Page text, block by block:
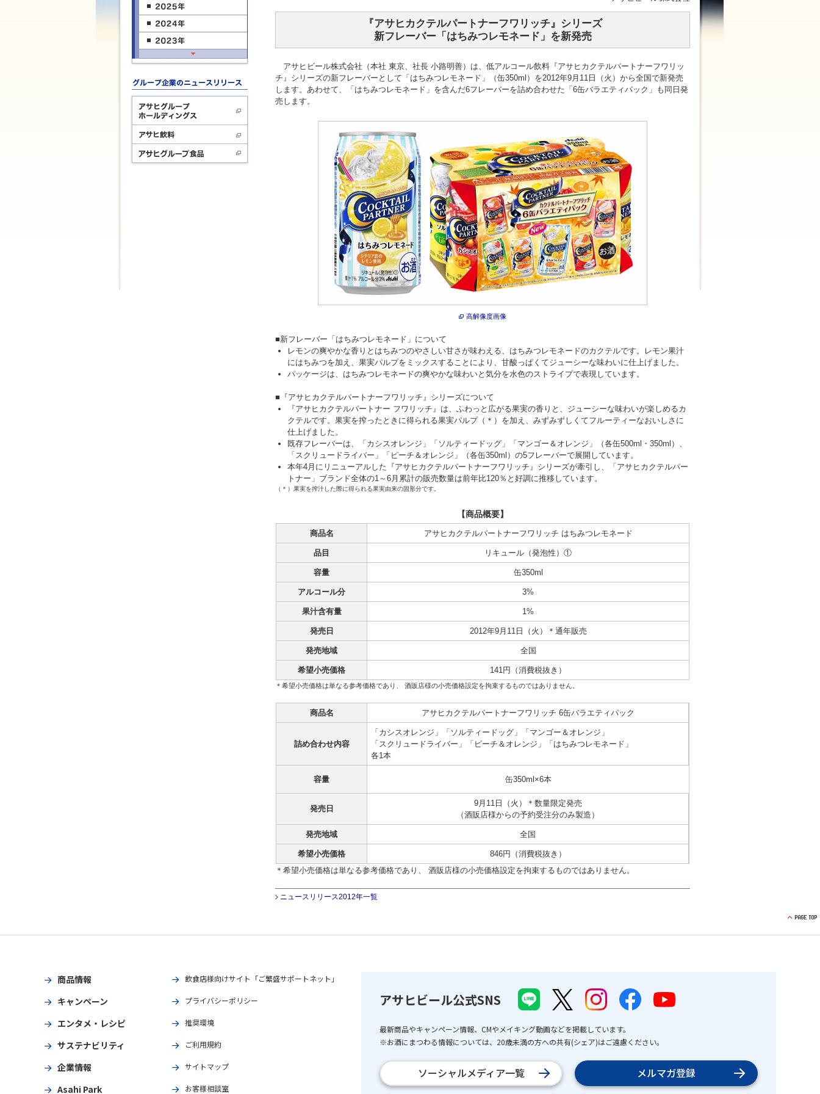
『アサヒカクテルパートナーフワリッチ』シリーズ
新フレーバー「はちみつレモネード」を新発売
アサヒビール株式会社（本社 東京、社長 小路明善）は、低アルコール飲料『アサヒカクテルパートナーフワリッ
チ』シリーズの新フレーバーとして「はちみつレモネード」（缶350ml）を2012年9月11日（火）から全国で新発売
します。あわせて、「はちみつレモネード」を含んだ6フレーバーを詰め合わせた「6缶バラエティパック」も同日発
売します。
高解像度画像
■新フレーバー「はちみつレモネード」について
レモンの爽やかな香りとはちみつのやさしい甘さが味わえる、はちみつレモネードのカクテルです。レモン果汁
にはちみつを加え、果実パルプをミックスすることにより、甘酸っぱくてジューシーな味わいに仕上げました。
パッケージは、はちみつレモネードの爽やかな味わいと気分を水色のストライプで表現しています。
■『アサヒカクテルパートナーフワリッチ』シリーズについて
『アサヒカクテルパートナー フワリッチ』は、ふわっと広がる果実の香りと、ジューシーな味わいが楽しめるカ
クテルです。果実を搾ったときに得られる果実パルプ（＊）を加え、みずみずしくてフルーティーなおいしさに
仕上げました。
既存フレーバーは、「カシスオレンジ」「ソルティードッグ」「マンゴー＆オレンジ」（各缶500ml・350ml）、
「スクリュードライバー」「ピーチ＆オレンジ」（各缶350ml）の5フレーバーで展開しています。
本年4月にリニューアルした『アサヒカクテルパートナーフワリッチ』シリーズが牽引し、「アサヒカクテルパー
トナー」ブランド全体の1～6月累計の販売数量は前年比120％と好調に推移しています。
（＊）果実を搾汁した際に得られる果実由来の固形分です。
【商品概要】
商品名 アサヒカクテルパートナーフワリッチ はちみつレモネード
品目 リキュール（発泡性）①
容量 缶350ml
アルコール分 3%
果汁含有量 1%
発売日 2012年9月11日（火）＊通年販売
発売地域 全国
希望小売価格 141円（消費税抜き）
＊希望小売価格は単なる参考価格であり、 酒販店様の小売価格設定を拘束するものではありません。
商品名 アサヒカクテルパートナーフワリッチ 6缶バラエティパック
詰め合わせ内容
「カシスオレンジ」「ソルティードッグ」「マンゴー＆オレンジ」
「スクリュードライバー」「ピーチ＆オレンジ」「はちみつレモネード」
各1本
容量 缶350ml×6本
発売日
9月11日（火）＊数量限定発売
（酒販店様からの予約受注分のみ製造）
発売地域 全国
希望小売価格
846円（消費税抜き）
＊希望小売価格は単なる参考価格であり、 酒販店様の小売価格設定を拘束するものではありません。
ニュースリリース2012年一覧
商品情報
キャンペーン
エンタメ・レシピ
サステナビリティ
企業情報
Asahi Park
飲食店様向けサイト「ご繁盛サポートネット」
プライバシーポリシー
推奨環境
ご利用規約
サイトマップ
お客様相談室
アサヒビール公式SNS
最新商品やキャンペーン情報、CMやメイキング動画などを掲載しています。
※お酒にまつわる情報については、20歳未満の方への共有(シェア)はご遠慮ください。
ソーシャルメディア一覧 メルマガ登録